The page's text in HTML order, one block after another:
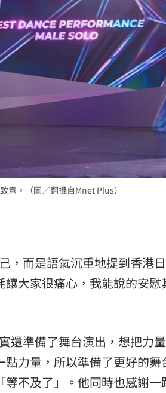
意。（圖／翻攝自Mnet Plus）
，而是語氣沉重地提到香港
大家很痛心，我能說的安
還準備了舞台演出，想把力
點力量，所以準備了更好的
等不及了」。他同時也感謝